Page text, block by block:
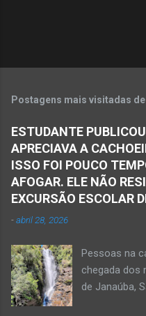
Postagens mais visitadas
ESTUDANTE
APRECIAVA A
ISSO FOI POUCO
AFOGAR. ELE NÃO
EXCURSÃO ESCOLAR
-abril 28, 2026
Pessoas na
chegada dos
de Janaúba,